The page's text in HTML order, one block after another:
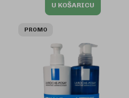
U KOŠARICU
PROMO